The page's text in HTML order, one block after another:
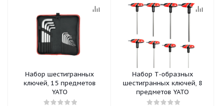
Набор шестигранных
ключей, 15 предметов
YATO
Набор Т-образных
шестигранных ключей, 8
предметов YATO